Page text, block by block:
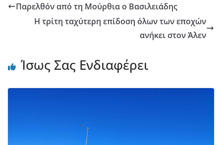
Παρελθόν από τη Μούρθια ο Βασιλειάδης
Η τρίτη ταχύτερη επίδοση όλων των εποχών
ανήκει στον Άλεν
Ίσως Σας Ενδιαφέρει